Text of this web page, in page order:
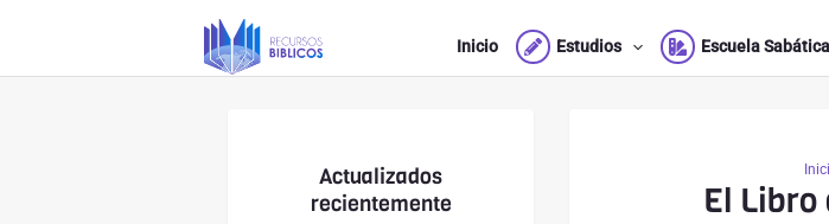
Inicio Estudios Escuela Sabática
Actualizados
recientemente
El Libro